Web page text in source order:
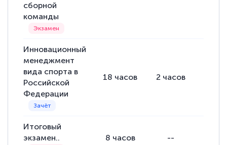
сборной
команды
Инновационный
менеджмент
вида спорта в
Российской
Федерации
18 часов 2 часов
Итоговый
экзамен..
8 часов --